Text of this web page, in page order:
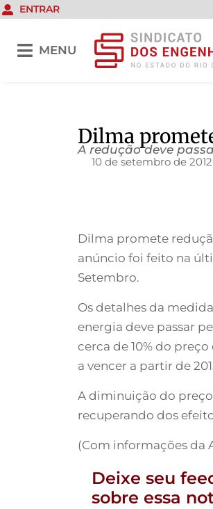
ENTRAR
MENU
Dilma
A redução deve
10 de setembro de 2012
Dilma promete
anúncio foi feito na
Setembro.
Os detalhes da
energia deve passar
cerca de 10% do
a vencer a partir de
A diminuição do
recuperando dos
(Com informações da
Deixe seu
sobre essa